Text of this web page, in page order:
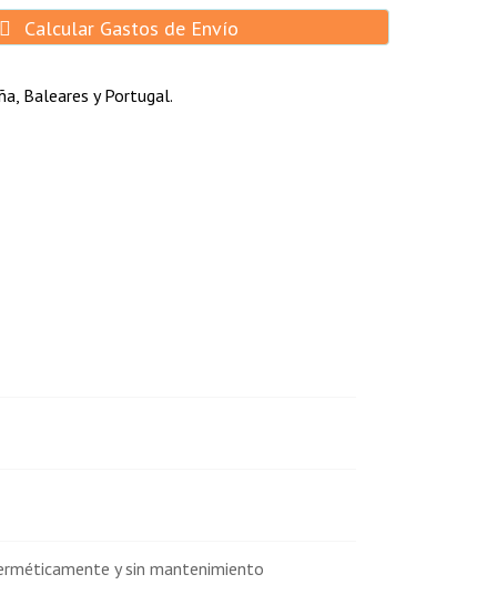
Calcular Gastos de Envío
Baleares y Portugal.
y sin mantenimiento